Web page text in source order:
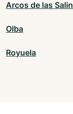
Arcos de las
Olba
Royuela